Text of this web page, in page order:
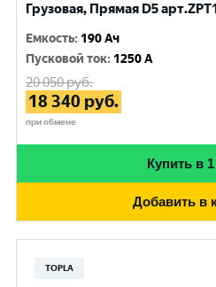
Грузовая, Прямая D5
Емкость: 190 Ач
Пусковой ток: 1250 A
20 050руб.
18 340 руб.
при обмене
Купить в
Добавить в
TOPLA